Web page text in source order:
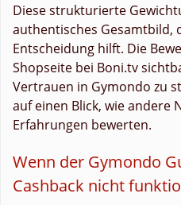
Diese strukturierte
authentisches Gesamtbild,
Entscheidung hilft. Die
Shopseite bei Boni.tv
Vertrauen in Gymondo zu
auf einen Blick, wie andere
Erfahrungen bewerten.
Wenn der Gymondo
Cashback nicht